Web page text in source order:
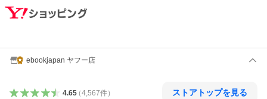
ebookjapan ヤフー店
4.65（4,567件） ストアトップを見る